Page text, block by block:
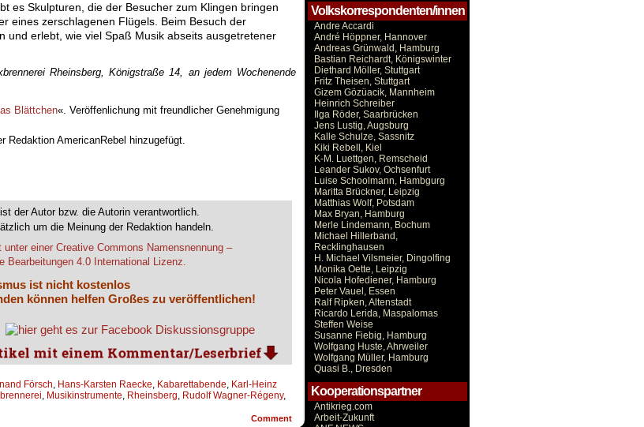
es Skulpturen, die der Besucher zum Klingen bringen
eines zerschlagenen Flügels. Beim Besuch der
und erlebt, wie viel Spaß Musik abseits ausgetretener
Rheinsberg, Königstraße 14, an jedem Wochenende
Blättchen«. Veröffenlichung mit freundlicher Genehmigung
Redaktion AmericanRebel hinzugefügt.
der Autor bzw. die Autorin verantwortlich.
um die Meinung der Redaktion handeln.
einer Creative Commons Namensnennung –
Bearbeitungen 4.0 International Lizenz.
ist nicht kostenlos
können helfen Großes zu veröffentlichen!
Försch, Hans-Karsten Raecke, Kabarettabende, Karl-Heinz
, Musikinstrumente, Rheinsberg, Rudolf Wagner-Régeny,
Comment
Volkskorrespondenten/innen
Andre Accardi
André Höppner, Hannover
Andreas Grünwald, Hamburg
Bastian Reichardt, Königswinter
Diethard Möller, Stuttgart
Fritz Theisen, Stuttgart
Gizem Gözüacik, Mannheim
Heinrich Schreiber
Ilga Röder, Saarbrücken
Jens Lustig, Augsburg
Kalle Schulze, Sassnitz
Kiki Rebell, Kiel
K-M. Luettgen, Remscheid
Leander Sukov, Ochsenfurt
Luise Schoolmann, Hambgurg
Maritta Brückner, Leipzig
Matthias Wolf, Potsdam
Max Bryan, Hamburg
Merle Lindemann, Bochum
Michael Hillerband,
Recklinghausen
H. Michael Vilsmeier, Dingolfing
Monika Oette, Leipzig
Nicola Hofediener, Hamburg
Peter Vauel, Essen
Ralf Ripken, Altenstadt
Ricardo Lerida, Maspalomas
Steffen Weise
Susanne Fiebig, Hamburg
Wolfgang Huste, Ahrweiler
Wolfgang Müller, Hamburg
Quasi B., Dresden
Kooperationspartner
Antikrieg.com
Arbeit-Zukunft